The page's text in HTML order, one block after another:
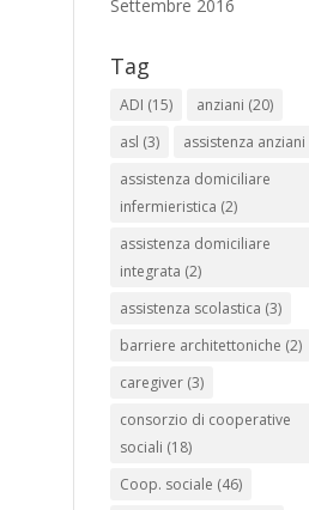
Settembre 2016
Tag
ADI (15) anziani (20)
asl (3) assistenza anziani
assistenza domiciliare
infermieristica (2)
assistenza domiciliare
integrata (2)
assistenza scolastica (3)
barriere architettoniche (2)
caregiver (3)
consorzio di cooperative
sociali (18)
Coop. sociale (46)